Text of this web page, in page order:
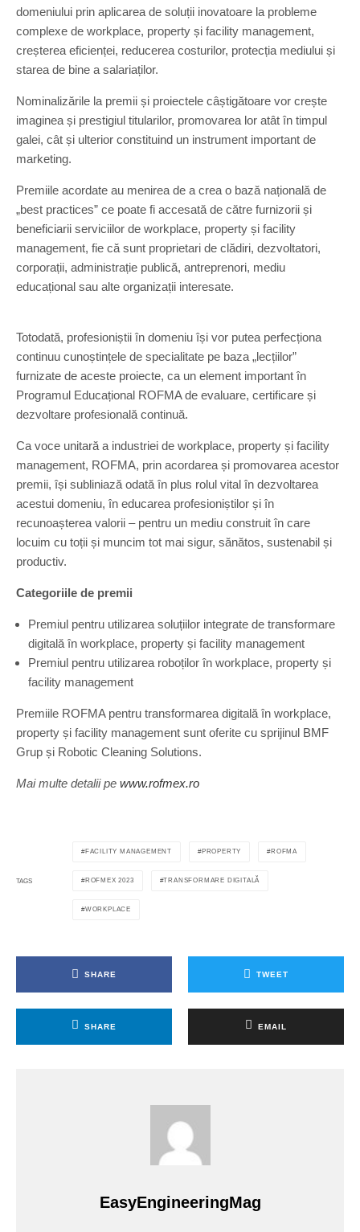
domeniului prin aplicarea de soluții inovatoare la probleme
complexe de workplace, property și facility management,
creșterea eficienței, reducerea costurilor, protecția mediului și
starea de bine a salariaților.
Nominalizările la premii și proiectele câștigătoare vor crește
imaginea și prestigiul titularilor, promovarea lor atât în timpul
galei, cât și ulterior constituind un instrument important de
marketing.
Premiile acordate au menirea de a crea o bază națională de
„best practices” ce poate fi accesată de către furnizorii și
beneficiarii serviciilor de workplace, property și facility
management, fie că sunt proprietari de clădiri, dezvoltatori,
corporații, administrație publică, antreprenori, mediu
educațional sau alte organizații interesate.
Totodată, profesioniștii în domeniu își vor putea perfecționa
continuu cunoștințele de specialitate pe baza „lecțiilor”
furnizate de aceste proiecte, ca un element important în
Programul Educațional ROFMA de evaluare, certificare și
dezvoltare profesională continuă.
Ca voce unitară a industriei de workplace, property și facility
management, ROFMA, prin acordarea și promovarea acestor
premii, își subliniază odată în plus rolul vital în dezvoltarea
acestui domeniu, în educarea profesioniștilor și în
recunoașterea valorii – pentru un mediu construit în care
locuim cu toții și muncim tot mai sigur, sănătos, sustenabil și
productiv.
Categoriile de premii
Premiul pentru utilizarea soluțiilor integrate de transformare
digitală în workplace, property și facility management
Premiul pentru utilizarea roboților în workplace, property și
facility management
Premiile ROFMA pentru transformarea digitală în workplace,
property și facility management sunt oferite cu sprijinul BMF
Grup și Robotic Cleaning Solutions.
Mai multe detalii pe www.rofmex.ro
TAGS
FACILITY MANAGEMENT PROPERTY ROFMA
ROFMEX 2023 TRANSFORMARE DIGITALĂ
WORKPLACE
SHARE TWEET
SHARE EMAIL
EasyEngineeringMag